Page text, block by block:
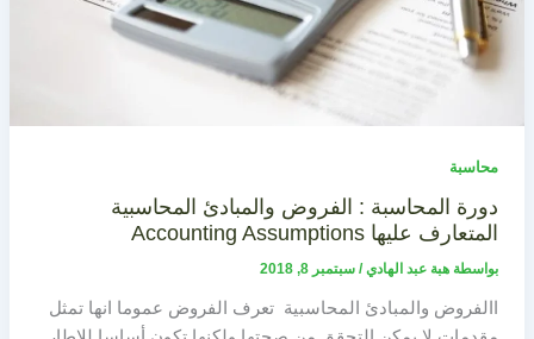
محاسبة
دورة المحاسبة : الفروض والمبادئ المحاسبية
المتعارف عليها Accounting Assumptions
بواسطة هبة عبد الهادي/ سبتمبر 8, 2018
االفروض والمبادئ المحاسبية تعرف الفروض عموما انها تمثل